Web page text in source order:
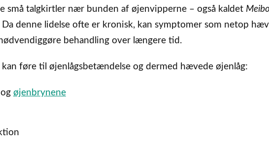
små talgkirtler nær bunden af øjenvipperne – også kaldet
denne lidelse ofte er kronisk, kan symptomer som netop
behandling over længere tid.
kan føre til øjenlågsbetændelse og dermed hævede øjenlåg:
og øjenbrynene